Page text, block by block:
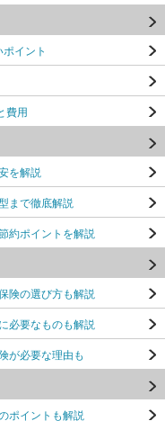
イント
費用
を解説
まで徹底解説
約ポイントを解説
険の選び方も解説
必要なものも解説
が必要な理由も
ポイントも解説